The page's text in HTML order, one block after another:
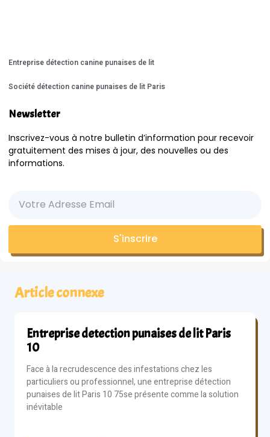
Entreprise détection canine punaises de lit
Société détection canine punaises de lit Paris
Newsletter
Inscrivez-vous à notre bulletin d’information pour recevoir
gratuitement des mises à jour, des nouvelles ou des
informations.
S'inscrire
Article connexe
Entreprise detection punaises de lit Paris
10
Face à la recrudescence des infestations chez les
particuliers ou professionnel, une entreprise détection
punaises de lit Paris 10 75se présente comme la solution
inévitable